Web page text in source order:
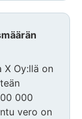
X Oy:llä on
000
vero on